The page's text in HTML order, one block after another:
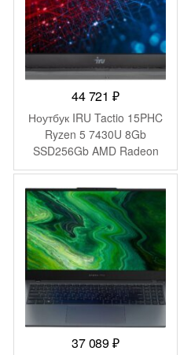
44 721₽
Ноутбук IRU Tactio 15PHC
Ryzen 5 7430U 8Gb
SSD256Gb AMD Radeon
Graphics 15.6″ IPS FHD
(1920×1080) Windows 11
Pro Multi Language black
WiFi BT Cam 4350mAh
(2045999)
37 089₽